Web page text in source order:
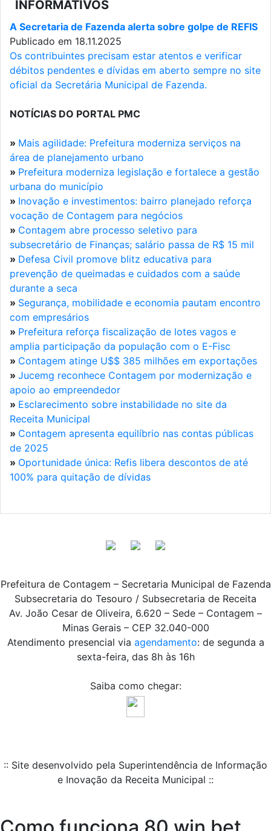
INFORMATIVOS
A Secretaria de Fazenda alerta sobre golpe de REFIS
Publicado em 18.11.2025
Os contribuintes precisam estar atentos e verificar
débitos pendentes e dívidas em aberto sempre no site
oficial da Secretária Municipal de Fazenda.
NOTÍCIAS DO PORTAL PMC
» Mais agilidade: Prefeitura moderniza serviços na
área de planejamento urbano
» Prefeitura moderniza legislação e fortalece a gestão
urbana do município
» Inovação e investimentos: bairro planejado reforça
vocação de Contagem para negócios
» Contagem abre processo seletivo para
subsecretário de Finanças; salário passa de R$ 15 mil
» Defesa Civil promove blitz educativa para
prevenção de queimadas e cuidados com a saúde
durante a seca
» Segurança, mobilidade e economia pautam encontro
com empresários
» Prefeitura reforça fiscalização de lotes vagos e
amplia participação da população com o E-Fisc
» Contagem atinge U$$ 385 milhões em exportações
» Jucemg reconhece Contagem por modernização e
apoio ao empreendedor
» Esclarecimento sobre instabilidade no site da
Receita Municipal
» Contagem apresenta equilíbrio nas contas públicas
de 2025
» Oportunidade única: Refis libera descontos de até
100% para quitação de dívidas
Prefeitura de Contagem – Secretaria Municipal de Fazenda
Subsecretaria do Tesouro / Subsecretaria de Receita
Av. João Cesar de Oliveira, 6.620 – Sede – Contagem –
Minas Gerais – CEP 32.040-000
Atendimento presencial via agendamento: de segunda a
sexta-feira, das 8h às 16h
Saiba como chegar:
:: Site desenvolvido pela Superintendência de Informação
e Inovação da Receita Municipal ::